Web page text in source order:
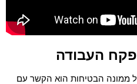
העבודה
ממונה הבטיחות הוא הקשר עם